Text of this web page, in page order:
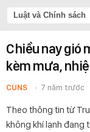
Luật và Chính sách
Chiều nay gió
kèm mưa,
CUNS 7 năm trước
Theo thông tin từ
không khí lạnh đang